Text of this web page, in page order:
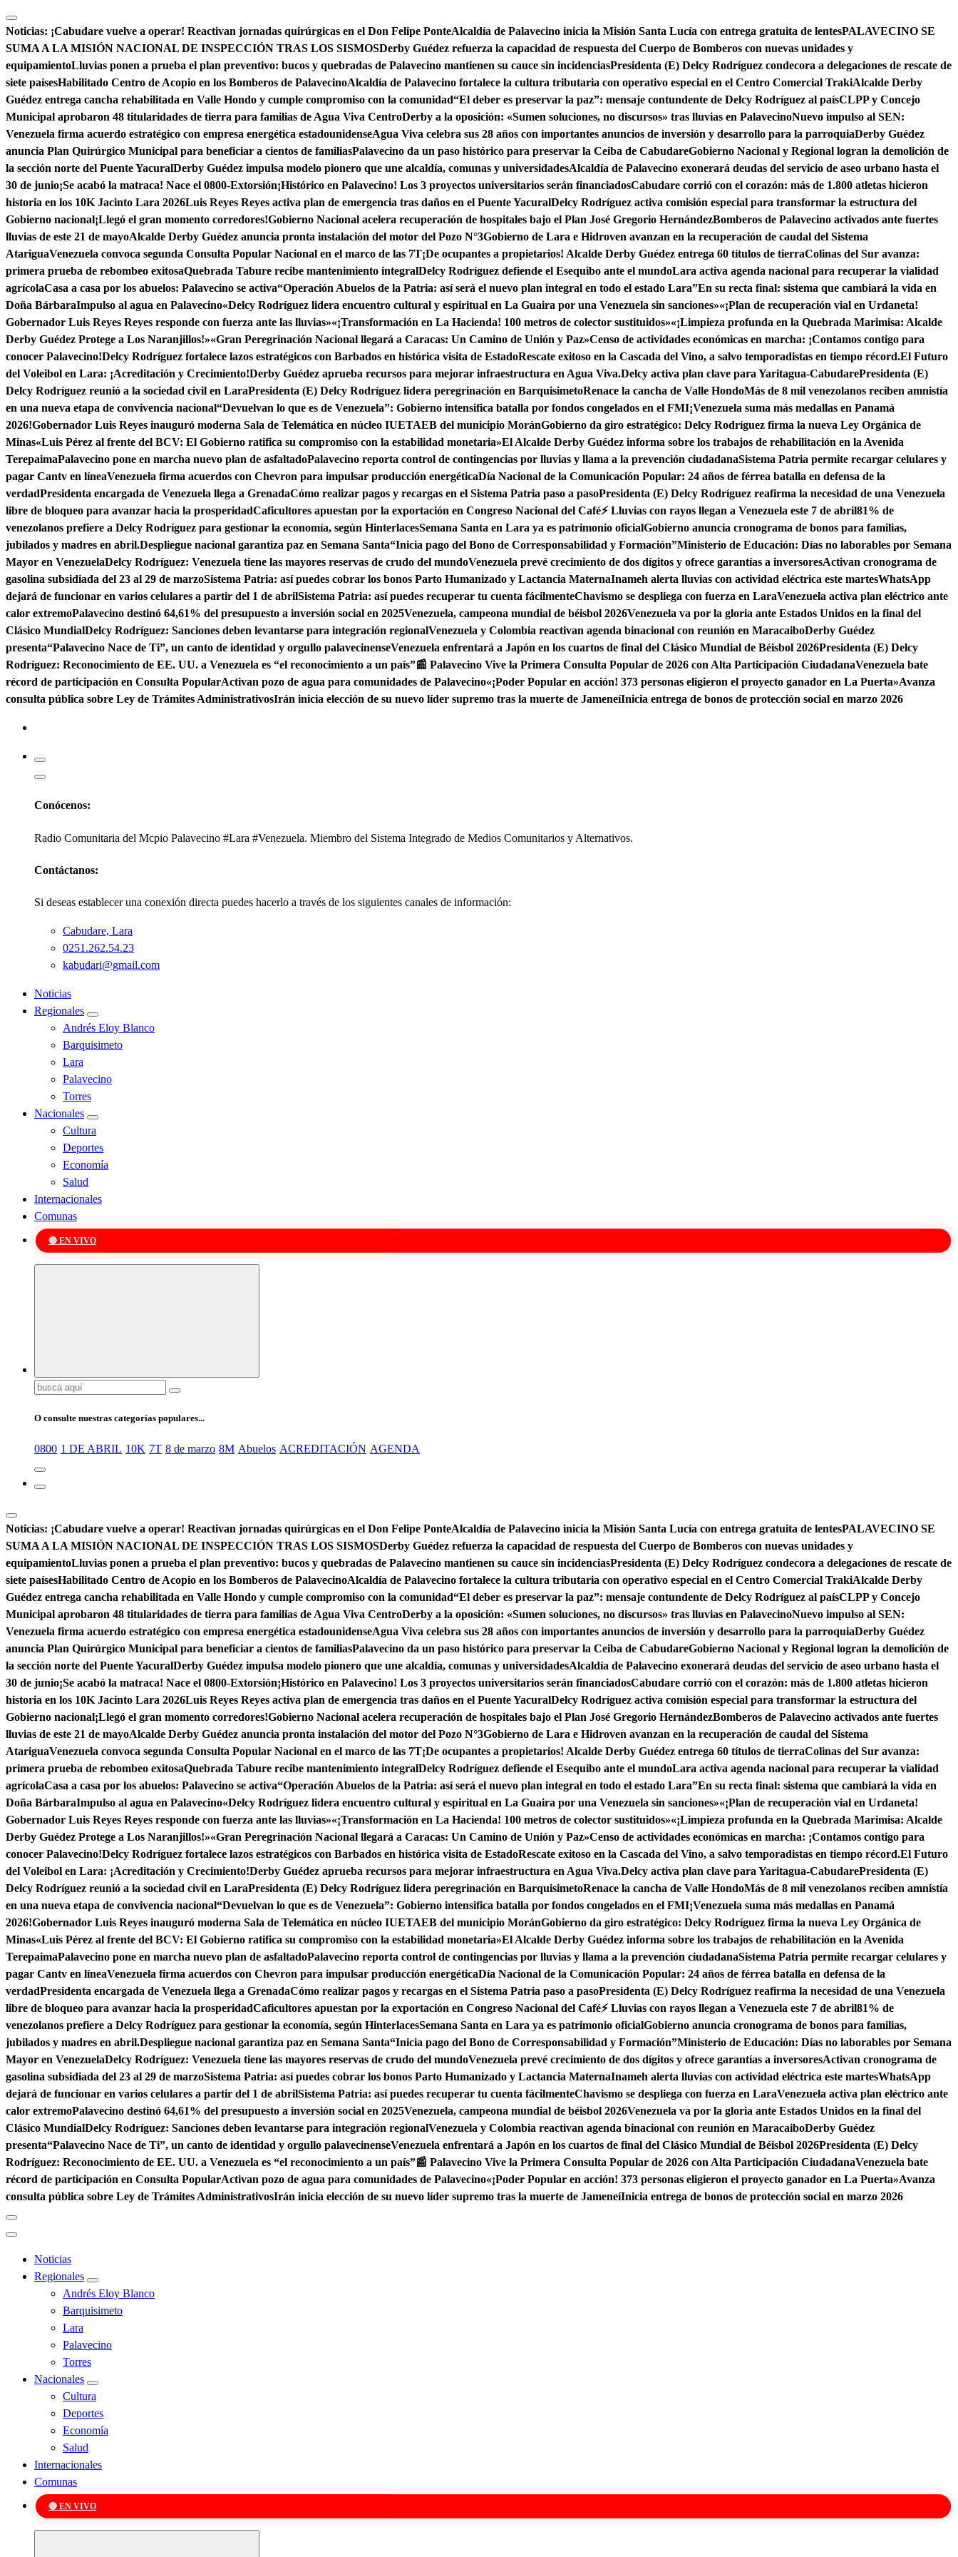
Saltar
al
contenido
Noticias: ¡Cabudare vuelve a operar! Reactivan jornadas quirúrgicas en el Don Felipe PonteAlcaldía de Palavecino inicia la Misión Santa Lucía con entrega gratuita de lentesPALAVECINO SE
SUMA A LA MISIÓN NACIONAL DE INSPECCIÓN TRAS LOS SISMOSDerby Guédez refuerza la capacidad de respuesta del Cuerpo de Bomberos con nuevas unidades y
equipamientoLluvias ponen a prueba el plan preventivo: bucos y quebradas de Palavecino mantienen su cauce sin incidenciasPresidenta (E) Delcy Rodríguez condecora a delegaciones de rescate de
siete paísesHabilitado Centro de Acopio en los Bomberos de PalavecinoAlcaldía de Palavecino fortalece la cultura tributaria con operativo especial en el Centro Comercial TrakiAlcalde Derby
Guédez entrega cancha rehabilitada en Valle Hondo y cumple compromiso con la comunidad“El deber es preservar la paz”: mensaje contundente de Delcy Rodríguez al paísCLPP y Concejo
Municipal aprobaron 48 titularidades de tierra para familias de Agua Viva CentroDerby a la oposición: «Sumen soluciones, no discursos» tras lluvias en PalavecinoNuevo impulso al SEN:
Venezuela firma acuerdo estratégico con empresa energética estadounidenseAgua Viva celebra sus 28 años con importantes anuncios de inversión y desarrollo para la parroquiaDerby Guédez
anuncia Plan Quirúrgico Municipal para beneficiar a cientos de familiasPalavecino da un paso histórico para preservar la Ceiba de CabudareGobierno Nacional y Regional logran la demolición de
la sección norte del Puente YacuralDerby Guédez impulsa modelo pionero que une alcaldía, comunas y universidadesAlcaldía de Palavecino exonerará deudas del servicio de aseo urbano hasta el
30 de junio¡Se acabó la matraca! Nace el 0800-Extorsión¡Histórico en Palavecino! Los 3 proyectos universitarios serán financiadosCabudare corrió con el corazón: más de 1.800 atletas hicieron
historia en los 10K Jacinto Lara 2026Luis Reyes Reyes activa plan de emergencia tras daños en el Puente YacuralDelcy Rodríguez activa comisión especial para transformar la estructura del
Gobierno nacional¡Llegó el gran momento corredores!Gobierno Nacional acelera recuperación de hospitales bajo el Plan José Gregorio HernándezBomberos de Palavecino activados ante fuertes
lluvias de este 21 de mayoAlcalde Derby Guédez anuncia pronta instalación del motor del Pozo N°3Gobierno de Lara e Hidroven avanzan en la recuperación de caudal del Sistema
AtariguaVenezuela convoca segunda Consulta Popular Nacional en el marco de las 7T¡De ocupantes a propietarios! Alcalde Derby Guédez entrega 60 títulos de tierraColinas del Sur avanza:
primera prueba de rebombeo exitosaQuebrada Tabure recibe mantenimiento integralDelcy Rodríguez defiende el Esequibo ante el mundoLara activa agenda nacional para recuperar la vialidad
agrícolaCasa a casa por los abuelos: Palavecino se activa“Operación Abuelos de la Patria: así será el nuevo plan integral en todo el estado Lara”En su recta final: sistema que cambiará la vida en
Doña BárbaraImpulso al agua en Palavecino«Delcy Rodríguez lidera encuentro cultural y espiritual en La Guaira por una Venezuela sin sanciones»«¡Plan de recuperación vial en Urdaneta!
Gobernador Luis Reyes Reyes responde con fuerza ante las lluvias»«¡Transformación en La Hacienda! 100 metros de colector sustituidos»«¡Limpieza profunda en la Quebrada Marimisa: Alcalde
Derby Guédez Protege a Los Naranjillos!»«Gran Peregrinación Nacional llegará a Caracas: Un Camino de Unión y Paz»Censo de actividades económicas en marcha: ¡Contamos contigo para
conocer Palavecino!Delcy Rodríguez fortalece lazos estratégicos con Barbados en histórica visita de EstadoRescate exitoso en la Cascada del Vino, a salvo temporadistas en tiempo récord.El Futuro
del Voleibol en Lara: ¡Acreditación y Crecimiento!Derby Guédez aprueba recursos para mejorar infraestructura en Agua Viva.Delcy activa plan clave para Yaritagua-CabudarePresidenta (E)
Delcy Rodríguez reunió a la sociedad civil en LaraPresidenta (E) Delcy Rodríguez lidera peregrinación en BarquisimetoRenace la cancha de Valle HondoMás de 8 mil venezolanos reciben amnistía
en una nueva etapa de convivencia nacional“Devuelvan lo que es de Venezuela”: Gobierno intensifica batalla por fondos congelados en el FMI¡Venezuela suma más medallas en Panamá
2026!Gobernador Luis Reyes inauguró moderna Sala de Telemática en núcleo IUETAEB del municipio MoránGobierno da giro estratégico: Delcy Rodríguez firma la nueva Ley Orgánica de
Minas«Luis Pérez al frente del BCV: El Gobierno ratifica su compromiso con la estabilidad monetaria»El Alcalde Derby Guédez informa sobre los trabajos de rehabilitación en la Avenida
TerepaimaPalavecino pone en marcha nuevo plan de asfaltadoPalavecino reporta control de contingencias por lluvias y llama a la prevención ciudadanaSistema Patria permite recargar celulares y
pagar Cantv en líneaVenezuela firma acuerdos con Chevron para impulsar producción energéticaDía Nacional de la Comunicación Popular: 24 años de férrea batalla en defensa de la
verdadPresidenta encargada de Venezuela llega a GrenadaCómo realizar pagos y recargas en el Sistema Patria paso a pasoPresidenta (E) Delcy Rodríguez reafirma la necesidad de una Venezuela
libre de bloqueo para avanzar hacia la prosperidadCaficultores apuestan por la exportación en Congreso Nacional del Café⚡ Lluvias con rayos llegan a Venezuela este 7 de abril81% de
venezolanos prefiere a Delcy Rodríguez para gestionar la economía, según HinterlacesSemana Santa en Lara ya es patrimonio oficialGobierno anuncia cronograma de bonos para familias,
jubilados y madres en abril.Despliegue nacional garantiza paz en Semana Santa“Inicia pago del Bono de Corresponsabilidad y Formación”Ministerio de Educación: Días no laborables por Semana
Mayor en VenezuelaDelcy Rodríguez: Venezuela tiene las mayores reservas de crudo del mundoVenezuela prevé crecimiento de dos dígitos y ofrece garantías a inversoresActivan cronograma de
gasolina subsidiada del 23 al 29 de marzoSistema Patria: así puedes cobrar los bonos Parto Humanizado y Lactancia MaternaInameh alerta lluvias con actividad eléctrica este martesWhatsApp
dejará de funcionar en varios celulares a partir del 1 de abrilSistema Patria: así puedes recuperar tu cuenta fácilmenteChavismo se despliega con fuerza en LaraVenezuela activa plan eléctrico ante
calor extremoPalavecino destinó 64,61% del presupuesto a inversión social en 2025Venezuela, campeona mundial de béisbol 2026Venezuela va por la gloria ante Estados Unidos en la final del
Clásico MundialDelcy Rodríguez: Sanciones deben levantarse para integración regionalVenezuela y Colombia reactivan agenda binacional con reunión en MaracaiboDerby Guédez
presenta“Palavecino Nace de Ti”, un canto de identidad y orgullo palavecinenseVenezuela enfrentará a Japón en los cuartos de final del Clásico Mundial de Béisbol 2026Presidenta (E) Delcy
Rodríguez: Reconocimiento de EE. UU. a Venezuela es “el reconocimiento a un país”📰 Palavecino Vive la Primera Consulta Popular de 2026 con Alta Participación CiudadanaVenezuela bate
récord de participación en Consulta PopularActivan pozo de agua para comunidades de Palavecino«¡Poder Popular en acción! 373 personas eligieron el proyecto ganador en La Puerta»Avanza
consulta pública sobre Ley de Trámites AdministrativosIrán inicia elección de su nuevo líder supremo tras la muerte de JameneíInicia entrega de bonos de protección social en marzo 2026
Kabudari
Conócenos:
Radio Comunitaria del Mcpio Palavecino #Lara #Venezuela. Miembro del Sistema Integrado de Medios Comunitarios y Alternativos.
Contáctanos:
Si deseas establecer una conexión directa puedes hacerlo a través de los siguientes canales de información:
Cabudare, Lara
0251.262.54.23
kabudari@gmail.com
Noticias
Regionales
Andrés Eloy Blanco
Barquisimeto
Lara
Palavecino
Torres
Nacionales
Cultura
Deportes
Economía
Salud
Internacionales
Comunas
🔴 EN VIVO
Buscar:
O consulte nuestras categorías populares...
0800 1 DE ABRIL 10K 7T 8 de marzo 8M Abuelos ACREDITACIÓN AGENDA
Noticias: ¡Cabudare vuelve a operar! Reactivan jornadas quirúrgicas en el Don Felipe PonteAlcaldía de Palavecino inicia la Misión Santa Lucía con entrega gratuita de lentesPALAVECINO SE
SUMA A LA MISIÓN NACIONAL DE INSPECCIÓN TRAS LOS SISMOSDerby Guédez refuerza la capacidad de respuesta del Cuerpo de Bomberos con nuevas unidades y
equipamientoLluvias ponen a prueba el plan preventivo: bucos y quebradas de Palavecino mantienen su cauce sin incidenciasPresidenta (E) Delcy Rodríguez condecora a delegaciones de rescate de
siete paísesHabilitado Centro de Acopio en los Bomberos de PalavecinoAlcaldía de Palavecino fortalece la cultura tributaria con operativo especial en el Centro Comercial TrakiAlcalde Derby
Guédez entrega cancha rehabilitada en Valle Hondo y cumple compromiso con la comunidad“El deber es preservar la paz”: mensaje contundente de Delcy Rodríguez al paísCLPP y Concejo
Municipal aprobaron 48 titularidades de tierra para familias de Agua Viva CentroDerby a la oposición: «Sumen soluciones, no discursos» tras lluvias en PalavecinoNuevo impulso al SEN:
Venezuela firma acuerdo estratégico con empresa energética estadounidenseAgua Viva celebra sus 28 años con importantes anuncios de inversión y desarrollo para la parroquiaDerby Guédez
anuncia Plan Quirúrgico Municipal para beneficiar a cientos de familiasPalavecino da un paso histórico para preservar la Ceiba de CabudareGobierno Nacional y Regional logran la demolición de
la sección norte del Puente YacuralDerby Guédez impulsa modelo pionero que une alcaldía, comunas y universidadesAlcaldía de Palavecino exonerará deudas del servicio de aseo urbano hasta el
30 de junio¡Se acabó la matraca! Nace el 0800-Extorsión¡Histórico en Palavecino! Los 3 proyectos universitarios serán financiadosCabudare corrió con el corazón: más de 1.800 atletas hicieron
historia en los 10K Jacinto Lara 2026Luis Reyes Reyes activa plan de emergencia tras daños en el Puente YacuralDelcy Rodríguez activa comisión especial para transformar la estructura del
Gobierno nacional¡Llegó el gran momento corredores!Gobierno Nacional acelera recuperación de hospitales bajo el Plan José Gregorio HernándezBomberos de Palavecino activados ante fuertes
lluvias de este 21 de mayoAlcalde Derby Guédez anuncia pronta instalación del motor del Pozo N°3Gobierno de Lara e Hidroven avanzan en la recuperación de caudal del Sistema
AtariguaVenezuela convoca segunda Consulta Popular Nacional en el marco de las 7T¡De ocupantes a propietarios! Alcalde Derby Guédez entrega 60 títulos de tierraColinas del Sur avanza:
primera prueba de rebombeo exitosaQuebrada Tabure recibe mantenimiento integralDelcy Rodríguez defiende el Esequibo ante el mundoLara activa agenda nacional para recuperar la vialidad
agrícolaCasa a casa por los abuelos: Palavecino se activa“Operación Abuelos de la Patria: así será el nuevo plan integral en todo el estado Lara”En su recta final: sistema que cambiará la vida en
Doña BárbaraImpulso al agua en Palavecino«Delcy Rodríguez lidera encuentro cultural y espiritual en La Guaira por una Venezuela sin sanciones»«¡Plan de recuperación vial en Urdaneta!
Gobernador Luis Reyes Reyes responde con fuerza ante las lluvias»«¡Transformación en La Hacienda! 100 metros de colector sustituidos»«¡Limpieza profunda en la Quebrada Marimisa: Alcalde
Derby Guédez Protege a Los Naranjillos!»«Gran Peregrinación Nacional llegará a Caracas: Un Camino de Unión y Paz»Censo de actividades económicas en marcha: ¡Contamos contigo para
conocer Palavecino!Delcy Rodríguez fortalece lazos estratégicos con Barbados en histórica visita de EstadoRescate exitoso en la Cascada del Vino, a salvo temporadistas en tiempo récord.El Futuro
del Voleibol en Lara: ¡Acreditación y Crecimiento!Derby Guédez aprueba recursos para mejorar infraestructura en Agua Viva.Delcy activa plan clave para Yaritagua-CabudarePresidenta (E)
Delcy Rodríguez reunió a la sociedad civil en LaraPresidenta (E) Delcy Rodríguez lidera peregrinación en BarquisimetoRenace la cancha de Valle HondoMás de 8 mil venezolanos reciben amnistía
en una nueva etapa de convivencia nacional“Devuelvan lo que es de Venezuela”: Gobierno intensifica batalla por fondos congelados en el FMI¡Venezuela suma más medallas en Panamá
2026!Gobernador Luis Reyes inauguró moderna Sala de Telemática en núcleo IUETAEB del municipio MoránGobierno da giro estratégico: Delcy Rodríguez firma la nueva Ley Orgánica de
Minas«Luis Pérez al frente del BCV: El Gobierno ratifica su compromiso con la estabilidad monetaria»El Alcalde Derby Guédez informa sobre los trabajos de rehabilitación en la Avenida
TerepaimaPalavecino pone en marcha nuevo plan de asfaltadoPalavecino reporta control de contingencias por lluvias y llama a la prevención ciudadanaSistema Patria permite recargar celulares y
pagar Cantv en líneaVenezuela firma acuerdos con Chevron para impulsar producción energéticaDía Nacional de la Comunicación Popular: 24 años de férrea batalla en defensa de la
verdadPresidenta encargada de Venezuela llega a GrenadaCómo realizar pagos y recargas en el Sistema Patria paso a pasoPresidenta (E) Delcy Rodríguez reafirma la necesidad de una Venezuela
libre de bloqueo para avanzar hacia la prosperidadCaficultores apuestan por la exportación en Congreso Nacional del Café⚡ Lluvias con rayos llegan a Venezuela este 7 de abril81% de
venezolanos prefiere a Delcy Rodríguez para gestionar la economía, según HinterlacesSemana Santa en Lara ya es patrimonio oficialGobierno anuncia cronograma de bonos para familias,
jubilados y madres en abril.Despliegue nacional garantiza paz en Semana Santa“Inicia pago del Bono de Corresponsabilidad y Formación”Ministerio de Educación: Días no laborables por Semana
Mayor en VenezuelaDelcy Rodríguez: Venezuela tiene las mayores reservas de crudo del mundoVenezuela prevé crecimiento de dos dígitos y ofrece garantías a inversoresActivan cronograma de
gasolina subsidiada del 23 al 29 de marzoSistema Patria: así puedes cobrar los bonos Parto Humanizado y Lactancia MaternaInameh alerta lluvias con actividad eléctrica este martesWhatsApp
dejará de funcionar en varios celulares a partir del 1 de abrilSistema Patria: así puedes recuperar tu cuenta fácilmenteChavismo se despliega con fuerza en LaraVenezuela activa plan eléctrico ante
calor extremoPalavecino destinó 64,61% del presupuesto a inversión social en 2025Venezuela, campeona mundial de béisbol 2026Venezuela va por la gloria ante Estados Unidos en la final del
Clásico MundialDelcy Rodríguez: Sanciones deben levantarse para integración regionalVenezuela y Colombia reactivan agenda binacional con reunión en MaracaiboDerby Guédez
presenta“Palavecino Nace de Ti”, un canto de identidad y orgullo palavecinenseVenezuela enfrentará a Japón en los cuartos de final del Clásico Mundial de Béisbol 2026Presidenta (E) Delcy
Rodríguez: Reconocimiento de EE. UU. a Venezuela es “el reconocimiento a un país”📰 Palavecino Vive la Primera Consulta Popular de 2026 con Alta Participación CiudadanaVenezuela bate
récord de participación en Consulta PopularActivan pozo de agua para comunidades de Palavecino«¡Poder Popular en acción! 373 personas eligieron el proyecto ganador en La Puerta»Avanza
consulta pública sobre Ley de Trámites AdministrativosIrán inicia elección de su nuevo líder supremo tras la muerte de JameneíInicia entrega de bonos de protección social en marzo 2026
Noticias
Regionales
Andrés Eloy Blanco
Barquisimeto
Lara
Palavecino
Torres
Nacionales
Cultura
Deportes
Economía
Salud
Internacionales
Comunas
🔴 EN VIVO